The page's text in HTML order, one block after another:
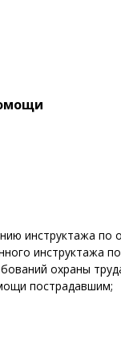
инструктажа по
инструктажа
охраны
пострадавшим;